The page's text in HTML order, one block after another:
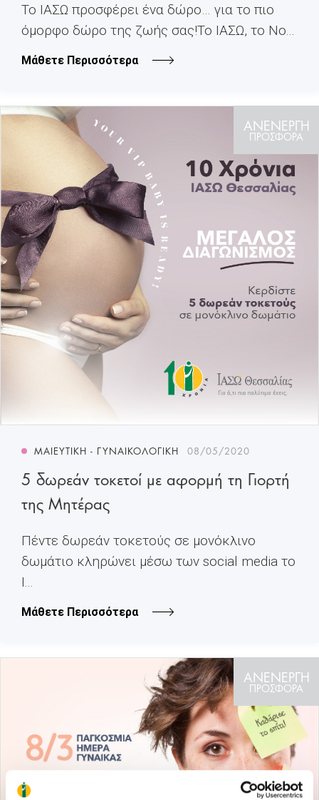
Το ΙΑΣΩ προσφέρει ένα δώρο… για το πιο
όμορφο δώρο της ζωής σας!Το ΙΑΣΩ, το Νο...
Μάθετε Περισσότερα
ΑΝΕΝΕΡΓΗ
ΠΡΟΣΦΟΡΑ
ΜΑΙΕΥΤΙΚΉ - ΓΥΝΑΙΚΟΛΟΓΙΚΉ 08/05/2020
5 δωρεάν τοκετοί με αφορμή τη Γιορτή
της Μητέρας
Πέντε δωρεάν τοκετούς σε μονόκλινο
δωμάτιο κληρώνει μέσω των social media το
Ι...
Μάθετε Περισσότερα
ΑΝΕΝΕΡΓΗ
ΠΡΟΣΦΟΡΑ